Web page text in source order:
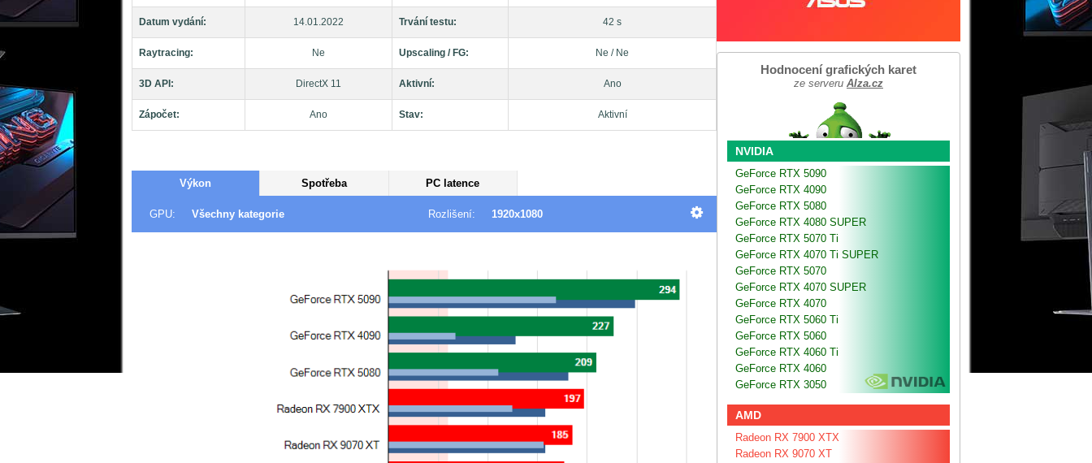
Datum vydání: 14.01.2022 Trvání testu: 42 s
Raytracing: Ne Upscaling / FG: Ne / Ne
3D API: DirectX 11 Aktivní: Ano
Zápočet: Ano Stav: Aktivní
Výkon Spotřeba PC latence
GPU: Všechny kategorie Rozlišení: 1920x1080
Hodnocení grafických karet
ze serveru Alza.cz
NVIDIA
GeForce RTX 5090
GeForce RTX 4090
GeForce RTX 5080
GeForce RTX 4080 SUPER
GeForce RTX 5070 Ti
GeForce RTX 4070 Ti SUPER
GeForce RTX 5070
GeForce RTX 4070 SUPER
GeForce RTX 4070
GeForce RTX 5060 Ti
GeForce RTX 5060
GeForce RTX 4060 Ti
GeForce RTX 4060
GeForce RTX 3050
AMD
Radeon RX 7900 XTX
Radeon RX 9070 XT